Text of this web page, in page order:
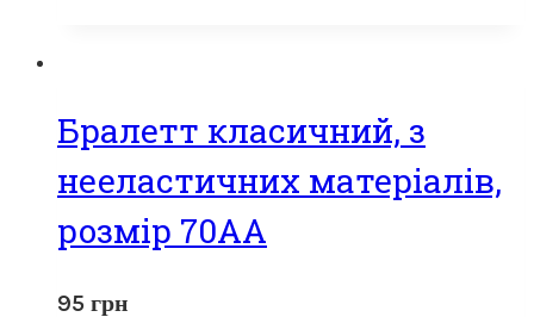
Бралетт класичний, з
нееластичних матеріалів,
розмір 70АА
95 грн